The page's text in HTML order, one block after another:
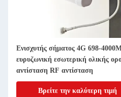
Ενισχυτής σήματος 4G 698-
ευρυζωνική εσωτερική ολικής
αντίσταση RF αντίσταση
Βρείτε την καλύτερη τιμή